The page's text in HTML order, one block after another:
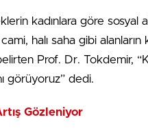
kadınlara göre
halı saha gibi alanların
Prof. Dr. Tokdemir,
görüyoruz” dedi.
Gözleniyor